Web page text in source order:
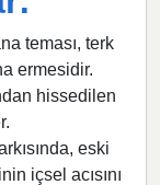
teması, terk
ermesidir.
hissedilen
eski
içsel acısını